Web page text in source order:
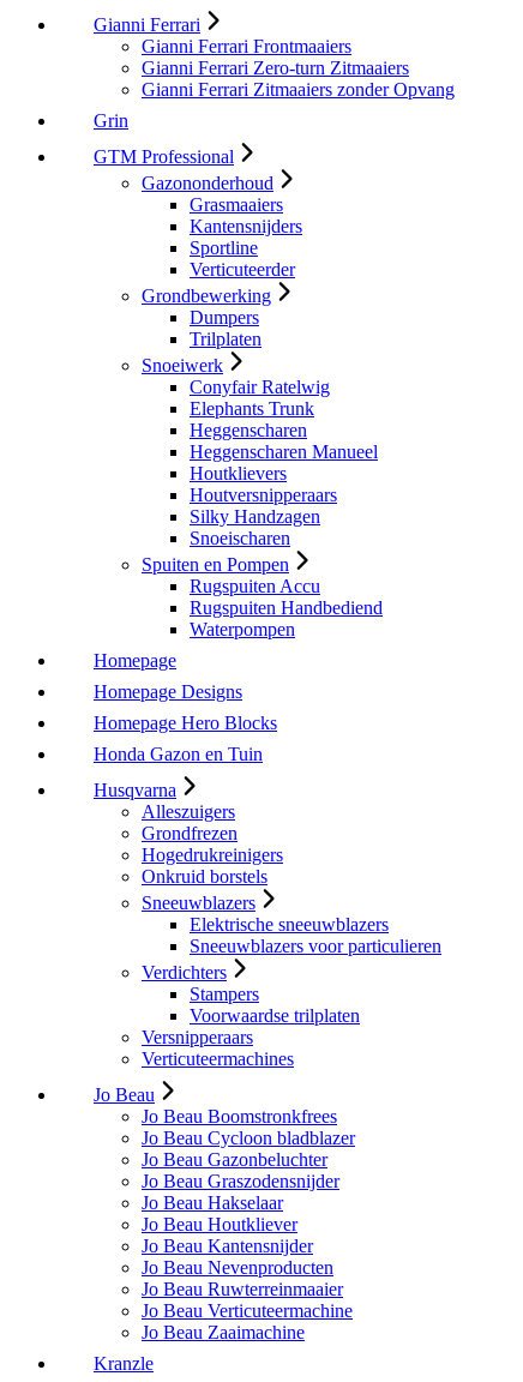
Gianni Ferrari
Gianni Ferrari Frontmaaiers
Gianni Ferrari Zero-turn Zitmaaiers
Gianni Ferrari Zitmaaiers zonder Opvang
Grin
GTM Professional
Gazononderhoud
Grasmaaiers
Kantensnijders
Sportline
Verticuteerder
Grondbewerking
Dumpers
Trilplaten
Snoeiwerk
Conyfair Ratelwig
Elephants Trunk
Heggenscharen
Heggenscharen Manueel
Houtklievers
Houtversnipperaars
Silky Handzagen
Snoeischaren
Spuiten en Pompen
Rugspuiten Accu
Rugspuiten Handbediend
Waterpompen
Homepage
Homepage Designs
Homepage Hero Blocks
Honda Gazon en Tuin
Husqvarna
Alleszuigers
Grondfrezen
Hogedrukreinigers
Onkruid borstels
Sneeuwblazers
Elektrische sneeuwblazers
Sneeuwblazers voor particulieren
Verdichters
Stampers
Voorwaardse trilplaten
Versnipperaars
Verticuteermachines
Jo Beau
Jo Beau Boomstronkfrees
Jo Beau Cycloon bladblazer
Jo Beau Gazonbeluchter
Jo Beau Graszodensnijder
Jo Beau Hakselaar
Jo Beau Houtkliever
Jo Beau Kantensnijder
Jo Beau Nevenproducten
Jo Beau Ruwterreinmaaier
Jo Beau Verticuteermachine
Jo Beau Zaaimachine
Kranzle